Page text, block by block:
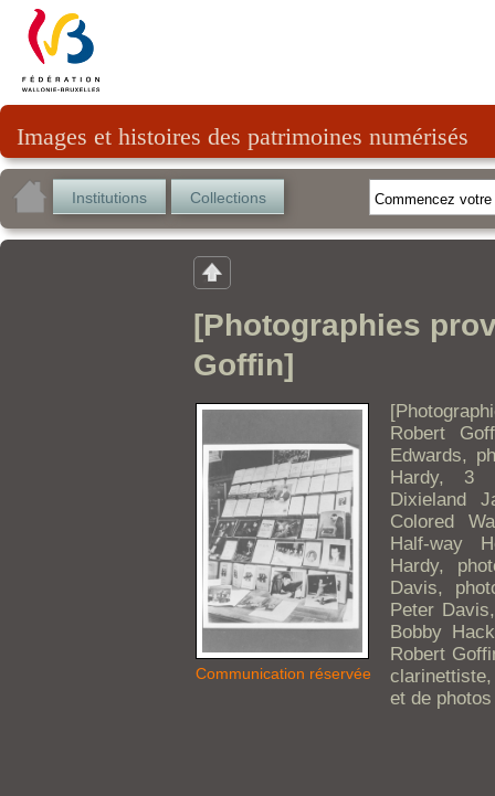
Images et histoires des patrimoines numérisés
Institutions Collections
[Photographies
Goffin]
Communication réservée
Robert
Edwards,
Hardy, 3
Dixieland
Colored
Half-way
Hardy,
Davis,
Peter
Bobby
Robert
et de